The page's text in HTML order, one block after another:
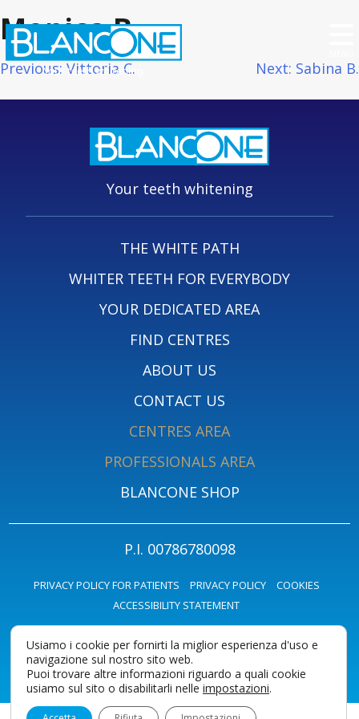
Your teeth whitening
Monica B.
Post
Previous: Vittoria C. Next: Sabina B.
Your teeth whitening
THE WHITE PATH
WHITER TEETH FOR EVERYBODY
YOUR DEDICATED AREA
FIND CENTRES
ABOUT US
CONTACT US
CENTRES AREA
PROFESSIONALS AREA
BLANCONE SHOP
P.I. 00786780098
PRIVACY POLICY FOR PATIENTS PRIVACY POLICY
COOKIES
ACCESSIBILITY STATEMENT
Usiamo i cookie per fornirti la miglior esperienza d'uso e
navigazione sul nostro sito web.
Puoi trovare altre informazioni riguardo a quali cookie
usiamo sul sito o disabilitarli nelle impostazioni.